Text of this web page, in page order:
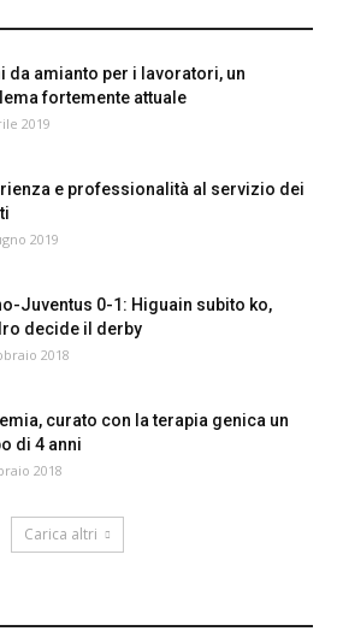
da amianto per i lavoratori, un
fortemente attuale
2019
e professionalità al servizio dei
2019
Juventus 0-1: Higuain subito ko,
decide il derby
2018
curato con la terapia genica un
di 4 anni
2018
Carica altri